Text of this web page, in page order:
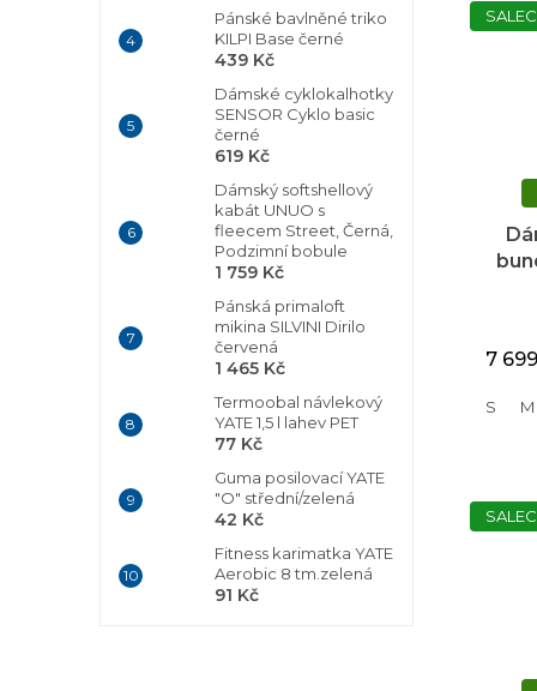
Pánské bavlněné triko
KILPI Base černé
439 Kč
Dámské cyklokalhotky
SENSOR Cyklo basic
černé
619 Kč
Dámský softshellový
kabát UNUO s
fleecem Street, Černá,
Podzimní bobule
1 759 Kč
Pánská primaloft
mikina SILVINI Dirilo
červená
1 465 Kč
Termoobal návlekový
YATE 1,5 l lahev PET
77 Kč
Guma posilovací YATE
"O" střední/zelená
42 Kč
Fitness karimatka YATE
Aerobic 8 tm.zelená
91 Kč
7
S M